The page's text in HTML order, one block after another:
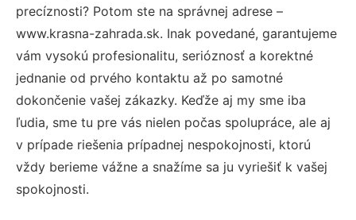
precíznosti? Potom ste na správnej adrese –
www.krasna-zahrada.sk. Inak povedané, garantujeme
vám vysokú profesionalitu, serióznosť a korektné
jednanie od prvého kontaktu až po samotné
dokončenie vašej zákazky. Keďže aj my sme iba
ľudia, sme tu pre vás nielen počas spolupráce, ale aj
v prípade riešenia prípadnej nespokojnosti, ktorú
vždy berieme vážne a snažíme sa ju vyriešiť k vašej
spokojnosti.